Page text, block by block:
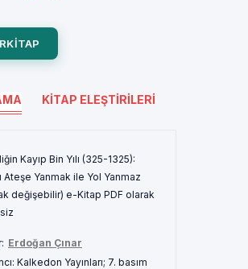
KITAP ELEŞTIRILERI
Kayıp Bin Yılı (325-1325):
Ateşe Yanmak ile Yol Yanmaz
değişebilir) e-Kitap PDF olarak
Erdoğan Çınar
Kalkedon Yayınları; 7. basım